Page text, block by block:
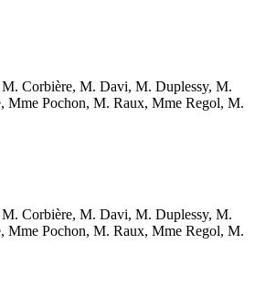
Corbière, M. Davi, M. Duplessy, M.
Mme Pochon, M. Raux, Mme Regol, M.
Corbière, M. Davi, M. Duplessy, M.
Mme Pochon, M. Raux, Mme Regol, M.